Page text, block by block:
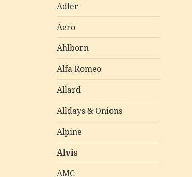
Adler
Aero
Ahlborn
Alfa Romeo
Allard
Alldays & Onions
Alpine
Alvis
AMC